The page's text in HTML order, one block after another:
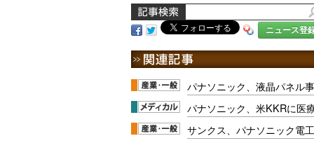
ニュース登
パナソニック、液晶パネル
パナソニック、米KKRに医
サンクス、パナソニック電